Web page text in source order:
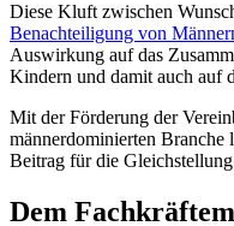
Diese Kluft zwischen
Benachteiligung von
Auswirkung auf das
Kindern und damit auch auf
Mit der Förderung der
männerdominierten Branche
Beitrag für die
Dem